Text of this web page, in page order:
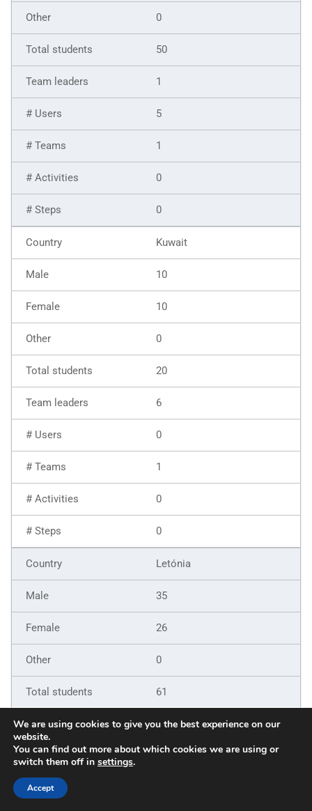
0
50
1
5
1
0
0
Kuwait
10
10
0
20
6
0
1
0
0
Letónia
35
26
0
61
9
6
We are using cookies to give you the best experience on our
website.
You can find out more about which cookies we are using or
switch them off in settings.
Accept